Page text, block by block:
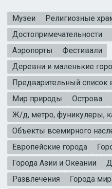
Музеи
Религиозные
Достопримечательности
Аэропорты
Фестивали
Деревни и маленькие
Предварительный список
Мир природы
Острова
Ж/д, метро, фуникулеры,
Объекты всемирного
Европейские города
Города Азии и Океании
Развлечения
Города